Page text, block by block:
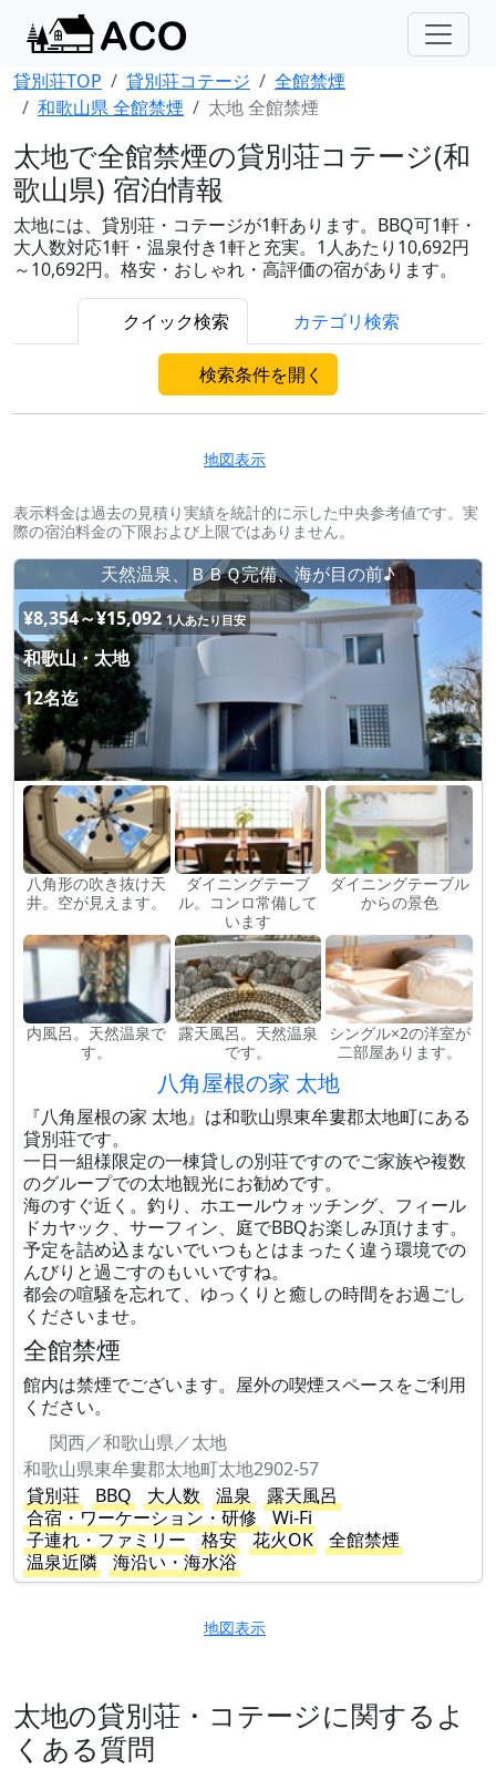
貸別荘TOP 貸別荘コテージ
全館禁煙
和歌山県 全館禁煙
太地 全館禁煙
太地で全館禁煙の貸別荘コテージ(和
歌山県) 宿泊情報
太地には、貸別荘・コテージが1軒あります。BBQ可1軒・
大人数対応1軒・温泉付き1軒と充実。1人あたり10,692円
～10,692円。格安・おしゃれ・高評価の宿があります。
クイック検索 カテゴリ検索
検索条件を開く
地図表示
表示料金は過去の見積り実績を統計的に示した中央参考値です。実
際の宿泊料金の下限および上限ではありません。
天然温泉、ＢＢＱ完備、海が目の前♪
¥8,354～¥15,092 1人あたり目安
和歌山・太地
12名迄
八角形の吹き抜け天
井。空が見えます。
ダイニングテーブ
ル。コンロ常備して
います
ダイニングテーブル
からの景色
内風呂。天然温泉で
す。
露天風呂。天然温泉
です。
シングル×2の洋室が
二部屋あります。
八角屋根の家 太地
『八角屋根の家 太地』は和歌山県東牟婁郡太地町にある
貸別荘です。
一日一組様限定の一棟貸しの別荘ですのでご家族や複数
のグループでの太地観光にお勧めです。
海のすぐ近く。釣り、ホエールウォッチング、フィール
ドカヤック、サーフィン、庭でBBQお楽しみ頂けます。
予定を詰め込まないでいつもとはまったく違う環境での
んびりと過ごすのもいいですね。
都会の喧騒を忘れて、ゆっくりと癒しの時間をお過ごし
くださいませ。
全館禁煙
館内は禁煙でございます。屋外の喫煙スペースをご利用
ください。
関西／和歌山県／太地
和歌山県東牟婁郡太地町太地2902-57
貸別荘
BBQ 大人数 温泉
露天風呂
合宿・ワーケーション・研修
Wi-Fi
子連れ・ファミリー
格安 花火OK
全館禁煙
温泉近隣
海沿い・海水浴
地図表示
太地の貸別荘・コテージに関するよ
くある質問